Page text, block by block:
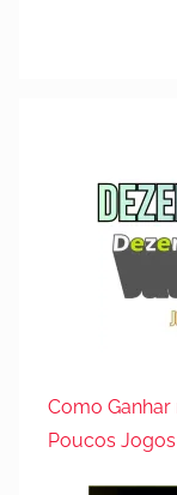
Como
Poucos